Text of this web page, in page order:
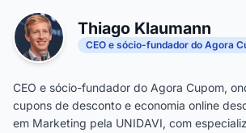
Thiago Klaumann
CEO e sócio-fundador do Agora
CEO e sócio-fundador do Agora Cupom,
cupons de desconto e economia online
em Marketing pela UNIDAVI, com